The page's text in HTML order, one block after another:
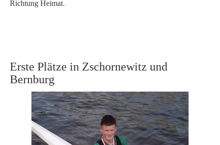
Richtung Heimat.
Erste Plätze in Zschornewitz und
Bernburg